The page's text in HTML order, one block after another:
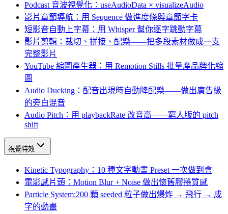
Podcast 音波視覺化：useAudioData × visualizeAudio
影片章節導航：用 Sequence 做進度條與章節字卡
短影音自動上字幕：用 Whisper 幫你逐字跳動字幕
影片剪輯：裁切、拼接、配樂——把多段素材做成一支
完整影片
YouTube 縮圖產生器：用 Remotion Stills 批量產品牌化縮
圖
Audio Ducking：配音出現時自動降配樂——做出廣告級
的旁白混音
Audio Pitch：用 playbackRate 改音高——窮人版的 pitch
shift
視覺特效
Kinetic Typography：10 種文字動畫 Preset 一次做到會
電影感片頭：Motion Blur + Noise 做出懷舊膠捲質感
Particle System:200 顆 seeded 粒子做出爆炸 → 飛行 → 成
字的動畫